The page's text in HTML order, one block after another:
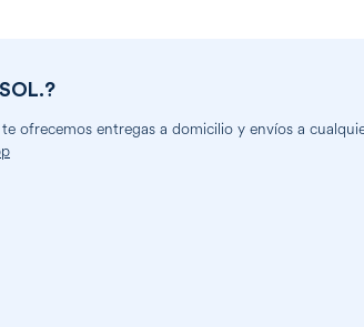
?
ofrecemos entregas a domicilio y envíos a